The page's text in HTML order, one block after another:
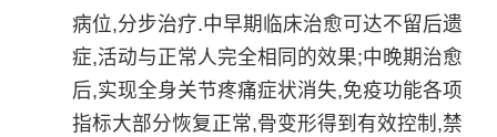
病位,分步治疗.中早期临床治愈可达不留后遗
症,活动与正常人完全相同的效果;中晚期治愈
后,实现全身关节疼痛症状消失,免疫功能各项
指标大部分恢复正常,骨变形得到有效控制,禁